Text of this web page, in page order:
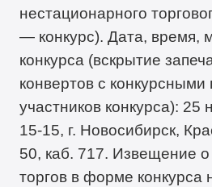
нестационарного
— конкурс). Дата, время,
конкурса (вскрытие
конвертов с
участников конкурса): 25
15-15, г. Новосибирск,
50, каб. 717. Извещение
торгов в форме конкурса